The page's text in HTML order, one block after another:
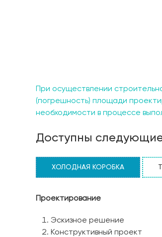
гости-ная-- сердце дома,
пищи. Две уютные спальни:
Современный полноценный
эксплуатации, без потери
энергоэффективный и
духа надежности и теплого
начинается здесь!
При осуществлении
(погрешность) площади
необходимости в процессе
Доступны
ХОЛОДНАЯ КОРОБКА
Проектирование
Эскизное решение
Конструктивный проект